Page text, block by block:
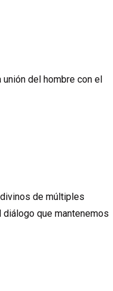
unión del hombre con el
de múltiples
que mantenemos